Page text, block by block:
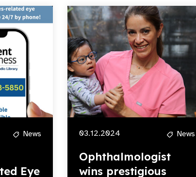
News
Eye
03.12.2024 News
Ophthalmologist
wins prestigious